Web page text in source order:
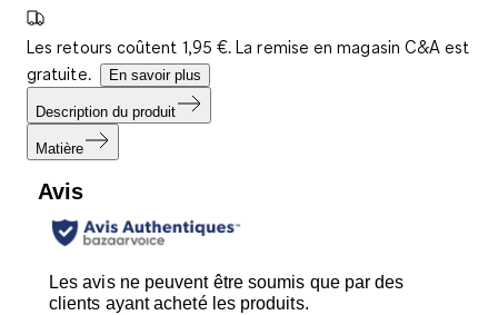
Les retours coûtent 1,95 €. La remise en magasin C&A est
gratuite.
En savoir plus
Description du produit
Matière
Avis
Les avis ne peuvent être soumis que par des
clients ayant acheté les produits.